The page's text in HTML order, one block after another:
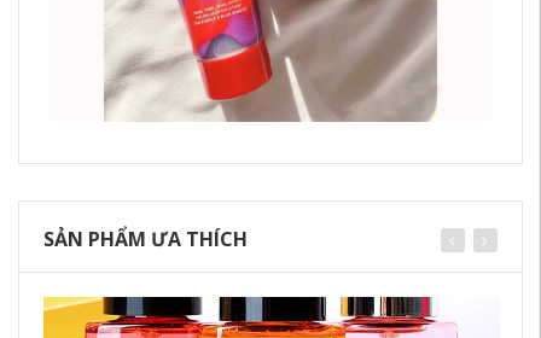
SẢN PHẨM ƯA THÍCH